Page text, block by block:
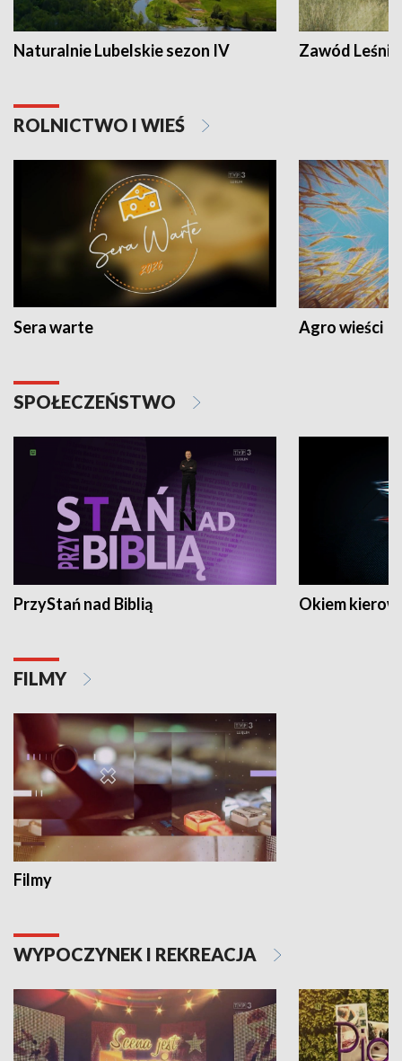
Naturalnie Lubelskie sezon IV Zawód Leśnik
ROLNICTWO I WIEŚ
Sera warte Agro wieści
SPOŁECZEŃSTWO
PrzyStań nad Biblią Okiem
FILMY
Filmy
WYPOCZYNEK I REKREACJA